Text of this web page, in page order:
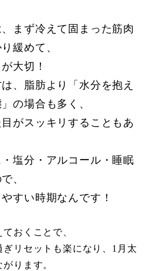
まず冷えて固まった筋肉
緩めて、
大切！
、脂肪より「水分を抱え
の場合も多く、
がスッキリすることもあ
塩分・アルコール・睡眠
、
すい時期なんです！
おくことで、
リセットも楽になり、1月太
ります。